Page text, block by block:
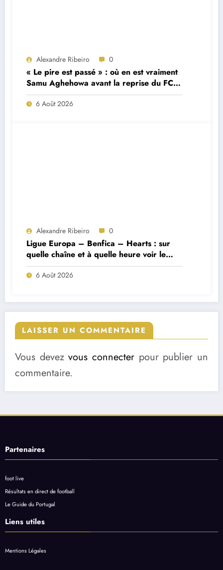
Alexandre Ribeiro 0
« Le pire est passé » : où en est vraiment
Samu Aghehowa avant la reprise du FC
Porto ?
6 Août 2026
Alexandre Ribeiro 0
Ligue Europa – Benfica – Hearts : sur
quelle chaîne et à quelle heure voir le
match ?
6 Août 2026
LAISSER UN COMMENTAIRE
Vous devezvous connecter pour publier un
commentaire.
Partenaires
foot live
Résultats en direct de football
Le Guide du Portugal
Liens utiles
Mentions Légales